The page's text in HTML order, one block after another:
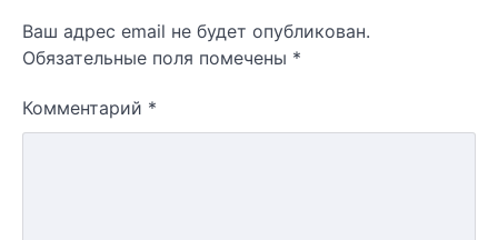
Ваш адрес email не будет опубликован.
Обязательные поля помечены *
Комментарий *